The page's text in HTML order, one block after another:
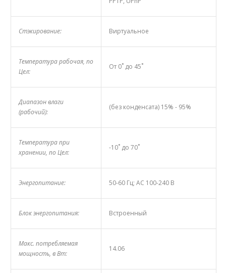
Стэкирование: Виртуальное
Температура рабочая, по
Цел:
От 0˚ до 45˚
Диапазон влаги
(рабочий):
(без конденсата) 15% - 95%
Температура при
хранении, по Цел:
-10˚ до 70˚
Энергопитание: 50-60 Гц; AC 100-240 В
Блок энергопитания: Встроенный
Макс. потребляемая
мощность, в Вт:
14.06